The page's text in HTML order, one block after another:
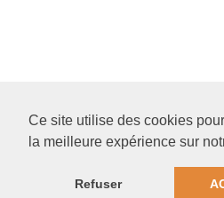
Ce site utilise des cookies
la meilleure expérience sur
Refuser